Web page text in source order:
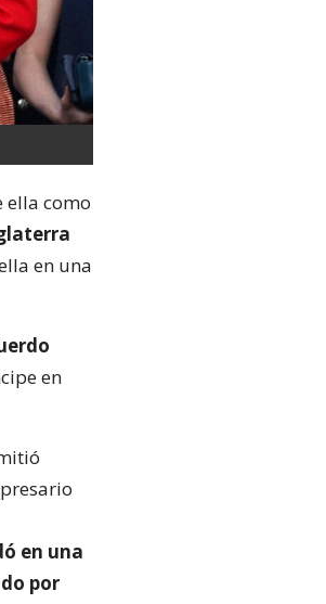
ella como
en una
en
en una
por